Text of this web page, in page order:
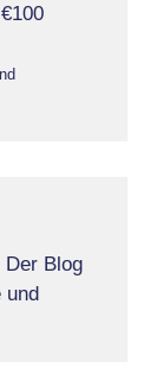
Der Blog
und